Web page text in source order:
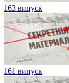
163 випуск
161 випуск